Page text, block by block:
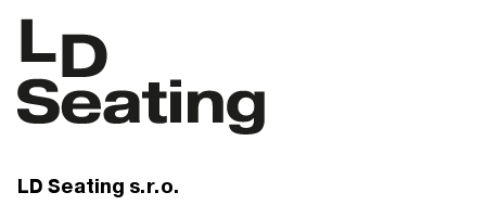
LD Seating s.r.o.